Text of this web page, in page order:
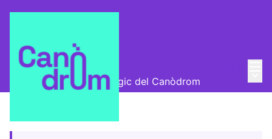
Trobades /
Treballem el pla estratègic del Canòdrom